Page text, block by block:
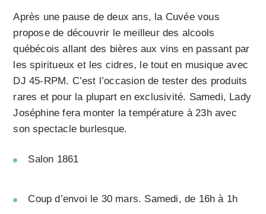
Après une pause de deux ans, la Cuvée vous
propose de découvrir le meilleur des alcools
québécois allant des bières aux vins en passant par
les spiritueux et les cidres, le tout en musique avec
DJ 45-RPM. C’est l’occasion de tester des produits
rares et pour la plupart en exclusivité. Samedi, Lady
Joséphine fera monter la température à 23h avec
son spectacle burlesque.
Salon 1861
Coup d’envoi le 30 mars. Samedi, de 16h à 1h